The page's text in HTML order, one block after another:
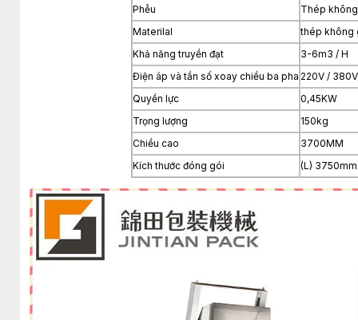
Phễu
Thép
Materilal
thép không
Khả năng truyền đạt
3-6m3 / H
Điện áp và tần số xoay chiều ba pha 220V /
Quyền lực
0,45KW
Trọng lượng
150kg
Chiều cao
3700MM
Kích thước đóng gói
(L)